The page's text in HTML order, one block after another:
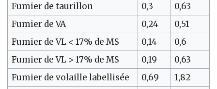
Fumier de taurillon
0,3
0,63
Fumier de VA
0,24
0,51
Fumier de VL < 17% de MS
0,14
0,6
Fumier de VL > 17% de MS
0,19
0,63
Fumier de volaille labellisée
0,69
1,82